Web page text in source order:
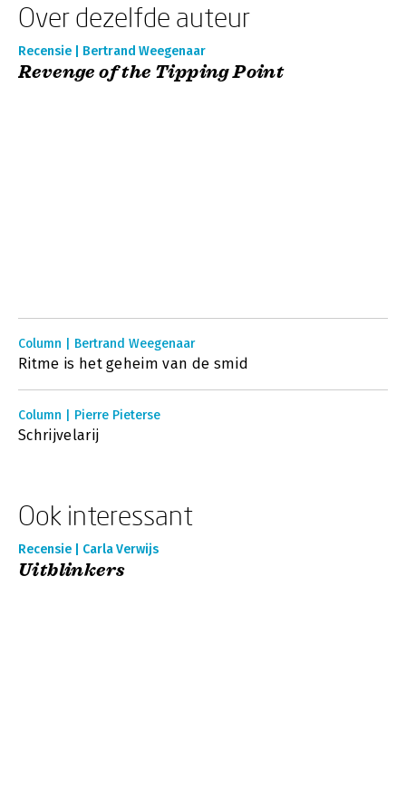
Over dezelfde auteur
Recensie | Bertrand Weegenaar
Revenge of the Tipping Point
Column | Bertrand Weegenaar
Ritme is het geheim van de smid
Column | Pierre Pieterse
Schrijvelarij
Ook interessant
Recensie | Carla Verwijs
Uitblinkers